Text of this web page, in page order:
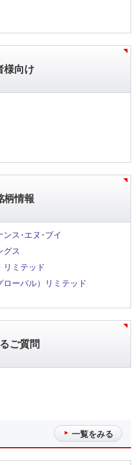
様向け
柄情報
ンス･エヌ･ブイ
グス
リミテッド
ローバル）リミテッド
ご質問
一覧をみる